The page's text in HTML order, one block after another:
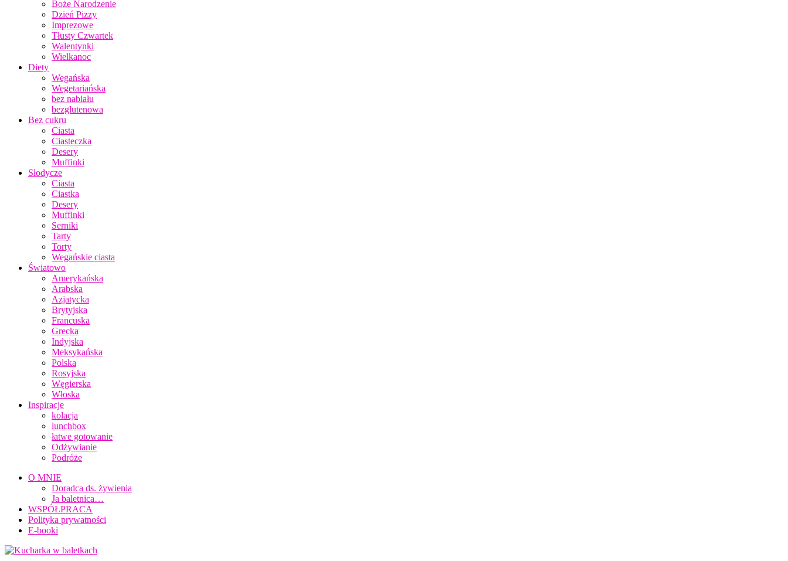
Boże Narodzenie
Dzień Pizzy
Imprezowe
Tłusty Czwartek
Walentynki
Wielkanoc
Diety
Wegańska
Wegetariańska
bez nabiału
bezglutenowa
Bez cukru
Ciasta
Ciasteczka
Desery
Muffinki
Słodycze
Ciasta
Ciastka
Desery
Muffinki
Serniki
Tarty
Torty
Wegańskie ciasta
Światowo
Amerykańska
Arabska
Azjatycka
Brytyjska
Francuska
Grecka
Indyjska
Meksykańska
Polska
Rosyjska
Węgierska
Włoska
Inspiracje
kolacja
lunchbox
łatwe gotowanie
Odżywianie
Podróże
O MNIE
Doradca ds. żywienia
Ja baletnica…
WSPÓŁPRACA
Polityka prywatności
E-booki